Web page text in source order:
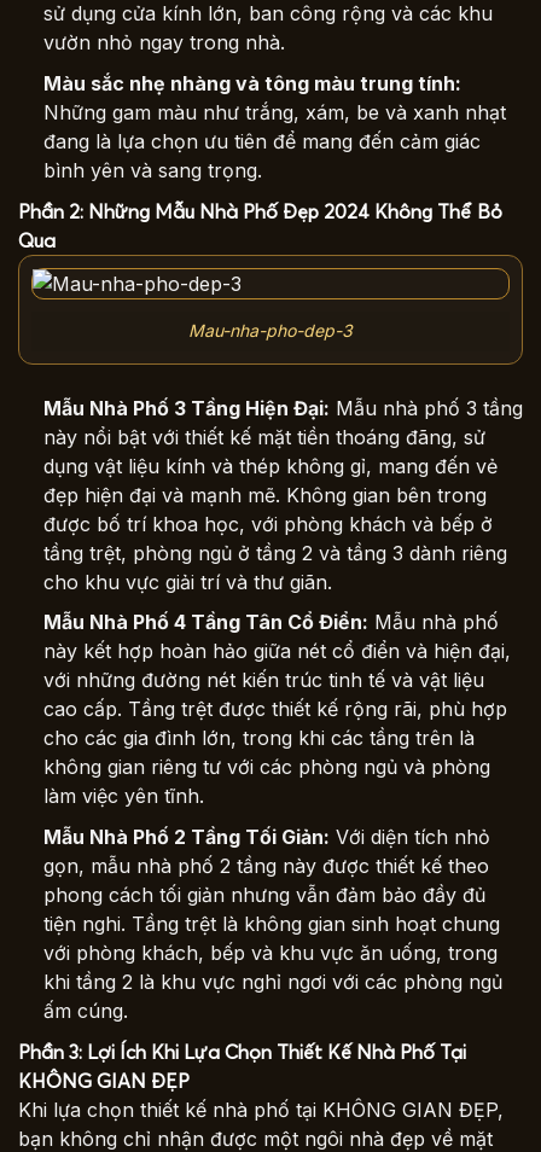
sử dụng cửa kính lớn, ban công rộng và các khu
vườn nhỏ ngay trong nhà.
Màu sắc nhẹ nhàng và tông màu trung tính:
Những gam màu như trắng, xám, be và xanh nhạt
đang là lựa chọn ưu tiên để mang đến cảm giác
bình yên và sang trọng.
Phần 2: Những Mẫu Nhà Phố Đẹp 2024 Không Thể Bỏ
Qua
Mau-nha-pho-dep-3
Mẫu Nhà Phố 3 Tầng Hiện Đại: Mẫu nhà phố 3 tầng
này nổi bật với thiết kế mặt tiền thoáng đãng, sử
dụng vật liệu kính và thép không gỉ, mang đến vẻ
đẹp hiện đại và mạnh mẽ. Không gian bên trong
được bố trí khoa học, với phòng khách và bếp ở
tầng trệt, phòng ngủ ở tầng 2 và tầng 3 dành riêng
cho khu vực giải trí và thư giãn.
Mẫu Nhà Phố 4 Tầng Tân Cổ Điển: Mẫu nhà phố
này kết hợp hoàn hảo giữa nét cổ điển và hiện đại,
với những đường nét kiến trúc tinh tế và vật liệu
cao cấp. Tầng trệt được thiết kế rộng rãi, phù hợp
cho các gia đình lớn, trong khi các tầng trên là
không gian riêng tư với các phòng ngủ và phòng
làm việc yên tĩnh.
Mẫu Nhà Phố 2 Tầng Tối Giản: Với diện tích nhỏ
gọn, mẫu nhà phố 2 tầng này được thiết kế theo
phong cách tối giản nhưng vẫn đảm bảo đầy đủ
tiện nghi. Tầng trệt là không gian sinh hoạt chung
với phòng khách, bếp và khu vực ăn uống, trong
khi tầng 2 là khu vực nghỉ ngơi với các phòng ngủ
ấm cúng.
Phần 3: Lợi Ích Khi Lựa Chọn Thiết Kế Nhà Phố Tại
KHÔNG GIAN ĐẸP
Khi lựa chọn thiết kế nhà phố tại KHÔNG GIAN ĐẸP,
bạn không chỉ nhận được một ngôi nhà đẹp về mặt